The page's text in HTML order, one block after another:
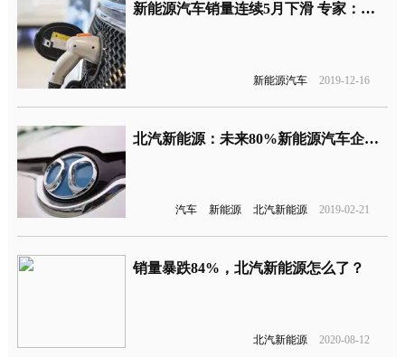
新能源汽车销量连续5月下滑 专家：国家不会不管我们的
新能源汽车 2019-12-16
北汽新能源：未来80%新能源汽车企业都将被淘汰
汽车 新能源 北汽新能源 2019-02-21
销量暴跌84%，北汽新能源怎么了？
北汽新能源 2020-08-12